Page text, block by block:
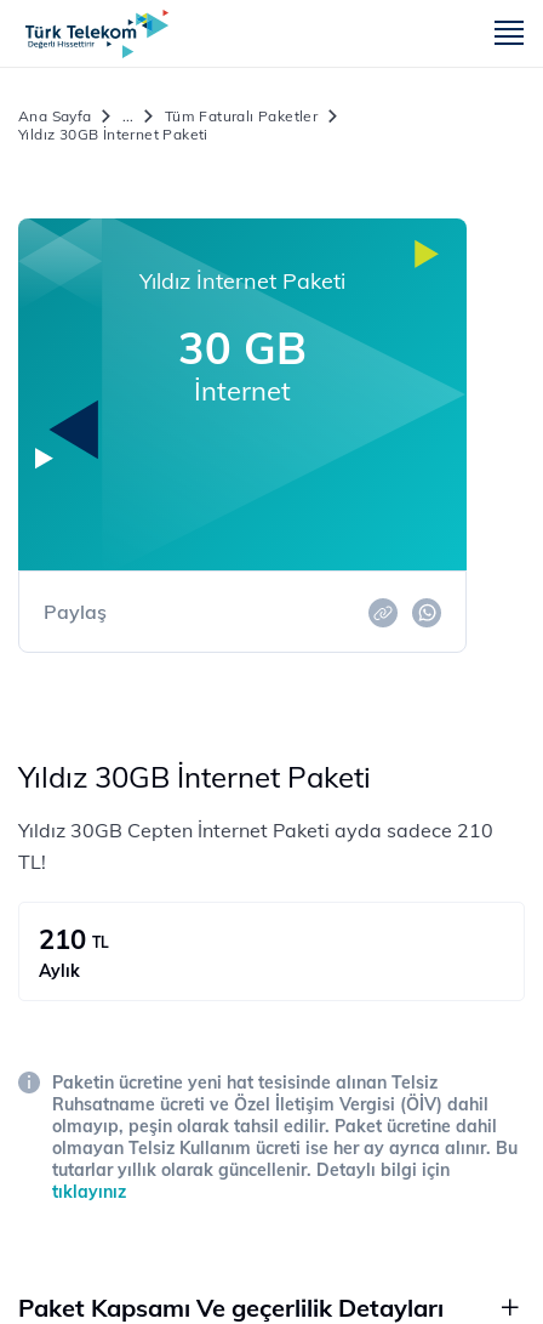
Ana Sayfa ...
Tüm Faturalı Paketler
Yıldız 30GB İnternet Paketi
Yıldız İnternet Paketi
30 GB
İnternet
Paylaş
Yıldız 30GB İnternet Paketi
Yıldız 30GB Cepten İnternet Paketi ayda sadece 210
TL!
210 TL
Aylık
Paketin ücretine yeni hat tesisinde alınan Telsiz
Ruhsatname ücreti ve Özel İletişim Vergisi (ÖİV) dahil
olmayıp, peşin olarak tahsil edilir. Paket ücretine dahil
olmayan Telsiz Kullanım ücreti ise her ay ayrıca alınır. Bu
tutarlar yıllık olarak güncellenir. Detaylı bilgi için
tıklayınız
Paket Kapsamı Ve geçerlilik Detayları